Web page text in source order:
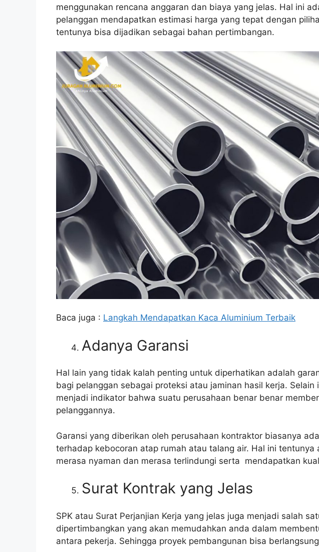
menggunakan rencana anggaran dan biaya yang jelas. Hal ini
pelanggan mendapatkan estimasi harga yang tepat dengan
tentunya bisa dijadikan sebagai bahan pertimbangan.
Baca juga : Langkah Mendapatkan Kaca Aluminium Terbaik
Adanya Garansi
Hal lain yang tidak kalah penting untuk diperhatikan adalah
bagi pelanggan sebagai proteksi atau jaminan hasil kerja. Selain
menjadi indikator bahwa suatu perusahaan benar benar
pelanggannya.
Garansi yang diberikan oleh perusahaan kontraktor biasanya
terhadap kebocoran atap rumah atau talang air. Hal ini tentunya
merasa nyaman dan merasa terlindungi serta mendapatkan
Surat Kontrak yang Jelas
SPK atau Surat Perjanjian Kerja yang jelas juga menjadi salah
dipertimbangkan yang akan memudahkan anda dalam
antara pekerja. Sehingga proyek pembangunan bisa